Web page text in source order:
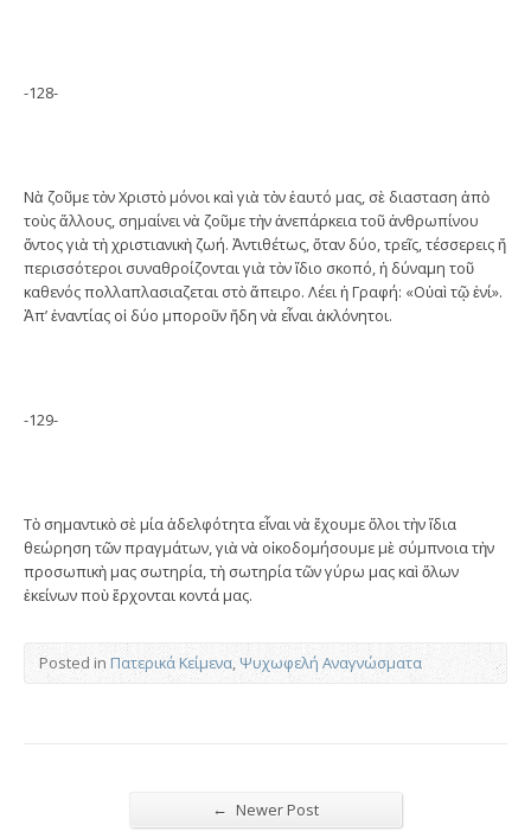
-128-
Νὰ ζοῦμε τὸν Χριστὸ μόνοι καὶ γιὰ τὸν ἑαυτό μας, σὲ διασταση ἀπὸ
τοὺς ἄλλους, σημαίνει νὰ ζοῦμε τὴν ἀνεπάρκεια τοῦ ἀνθρωπίνου
ὄντος γιὰ τὴ χριστιανικὴ ζωή. Ἀντιθέτως, ὅταν δύο, τρεῖς, τέσσερεις ἤ
περισσότεροι συναθροίζονται γιὰ τὸν ἴδιο σκοπό, ἡ δύναμη τοῦ
καθενός πολλαπλασιαζεται στὸ ἄπειρο. Λέει ἡ Γραφή: «Οὐαὶ τῷ ἐνί».
Ἀπ’ ἐναντίας οἱ δύο μποροῦν ἤδη νὰ εἶναι ἀκλόνητοι.
-129-
Τὸ σημαντικὸ σὲ μία ἀδελφότητα εἶναι νὰ ἔχουμε ὅλοι τὴν ἴδια
θεώρηση τῶν πραγμάτων, γιὰ νὰ οἰκοδομήσουμε μὲ σύμπνοια τὴν
προσωπικὴ μας σωτηρία, τὴ σωτηρία τῶν γύρω μας καὶ ὅλων
ἐκείνων ποὺ ἔρχονται κοντά μας.
Posted in Πατερικά Κείμενα,Ψυχωφελή Αναγνώσματα
← Newer Post